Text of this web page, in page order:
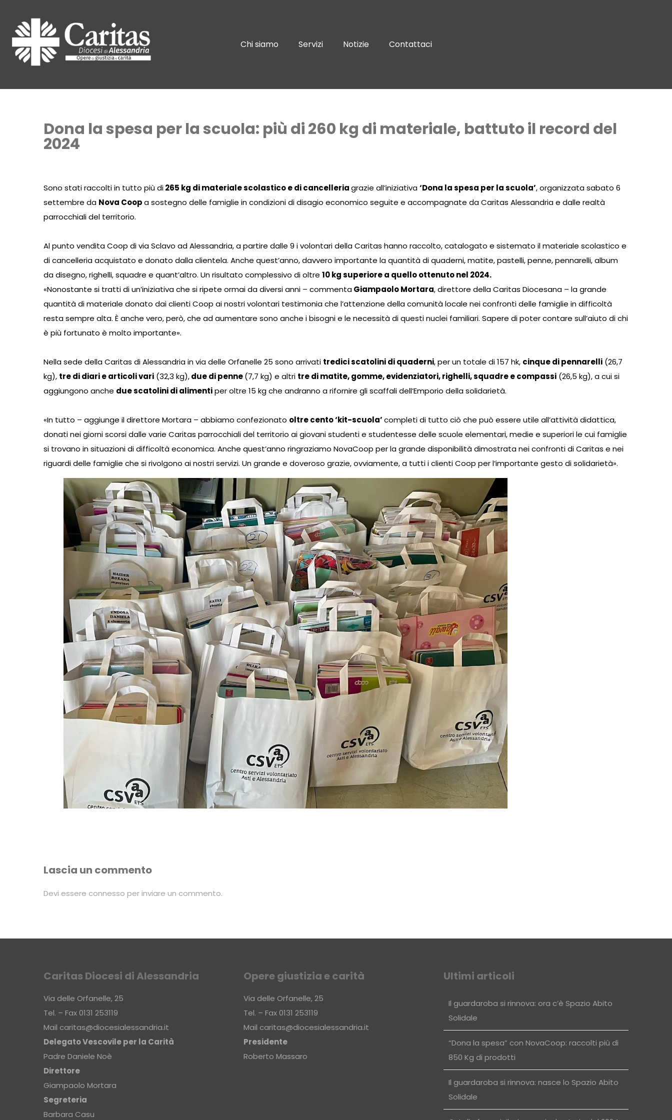
Chi siamo Servizi Notizie Contattaci
Dona la spesa per la scuola: più di 260 kg di materiale, battuto il record del
2024
Sono stati raccolti in tutto più di265 kg di materiale scolastico e di cancelleriagrazie all’iniziativa‘Dona la spesa per la scuola’, organizzata sabato 6
settembre da Nova Coopa sostegno delle famiglie in condizioni di disagio economico seguite e accompagnate da Caritas Alessandria e dalle realtà
parrocchiali del territorio.
Al punto vendita Coop di via Sclavo ad Alessandria, a partire dalle 9 i volontari della Caritas hanno raccolto, catalogato e sistemato il materiale scolastico e
di cancelleria acquistato e donato dalla clientela. Anche quest’anno, davvero importante la quantità di quaderni, matite, pastelli, penne, pennarelli, album
da disegno, righelli, squadre e quant’altro. Un risultato complessivo di oltre 10 kg superiore a quello ottenuto nel 2024.
«Nonostante si tratti di un’iniziativa che si ripete ormai da diversi anni – commentaGiampaolo Mortara, direttore della Caritas Diocesana – la grande
quantità di materiale donato dai clienti Coop ai nostri volontari testimonia che l’attenzione della comunità locale nei confronti delle famiglie in difficoltà
resta sempre alta. È anche vero, però, che ad aumentare sono anche i bisogni e le necessità di questi nuclei familiari. Sapere di poter contare sull’aiuto di chi
è più fortunato è molto importante».
Nella sede della Caritas di Alessandria in via delle Orfanelle 25 sono arrivati tredici scatolini di quaderni, per un totale di 157 hk, cinque di pennarelli (26,7
kg), tre di diari e articoli vari (32,3 kg),due di penne(7,7 kg) e altri tre di matite, gomme, evidenziatori, righelli, squadre e compassi (26,5 kg), a cui si
aggiungono anche due scatolini di alimentiper oltre 15 kg che andranno a rifornire gli scaffali dell’Emporio della solidarietà.
«In tutto – aggiunge il direttore Mortara – abbiamo confezionato oltre cento ‘kit-scuola’completi di tutto ciò che può essere utile all’attività didattica,
donati nei giorni scorsi dalle varie Caritas parrocchiali del territorio ai giovani studenti e studentesse delle scuole elementari, medie e superiori le cui famiglie
si trovano in situazioni di difficoltà economica. Anche quest’anno ringraziamo NovaCoop per la grande disponibilità dimostrata nei confronti di Caritas e nei
riguardi delle famiglie che si rivolgono ai nostri servizi. Un grande e doveroso grazie, ovviamente, a tutti i clienti Coop per l’importante gesto di solidarietà».
Lascia un commento
Devi essere connesso per inviare un commento.
Caritas Diocesi di Alessandria
Via delle Orfanelle, 25
Tel. – Fax 0131 253119
Mail caritas@diocesialessandria.it
Delegato Vescovile per la Carità
Padre Daniele Noè
Direttore
Giampaolo Mortara
Segreteria
Barbara Casu
Opere giustizia e carità
Via delle Orfanelle, 25
Tel. – Fax 0131 253119
Mail caritas@diocesialessandria.it
Presidente
Roberto Massaro
Ultimi articoli
Il guardaroba si rinnova: ora c’è Spazio Abito
Solidale
“Dona la spesa” con NovaCoop: raccolti più di
850 Kg di prodotti
Il guardaroba si rinnova: nasce lo Spazio Abito
Solidale